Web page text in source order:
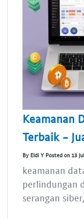
Keamanan
Terbaik -
By Eldi Y Posted on 13
keamanan
perlindungan
serangan